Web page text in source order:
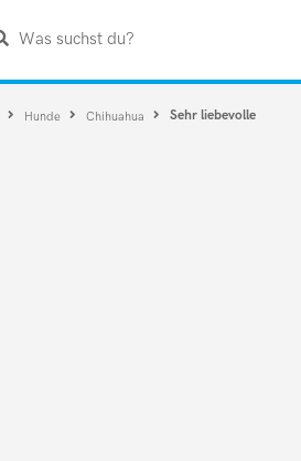
Was suchst du?
Hunde Chihuahua
Sehr liebevolle